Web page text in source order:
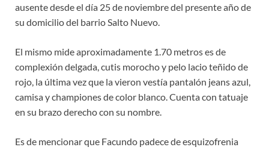
ausente desde el día 25 de noviembre del presente año de
su domicilio del barrio Salto Nuevo.
El mismo mide aproximadamente 1.70 metros es de
complexión delgada, cutis morocho y pelo lacio teñido de
rojo, la última vez que la vieron vestía pantalón jeans azul,
camisa y championes de color blanco. Cuenta con tatuaje
en su brazo derecho con su nombre.
Es de mencionar que Facundo padece de esquizofrenia